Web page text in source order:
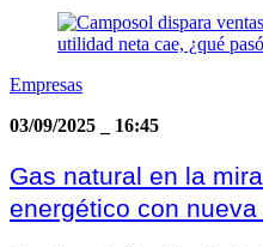
Empresas
03/09/2025
16:45
Gas natural en la
energético con